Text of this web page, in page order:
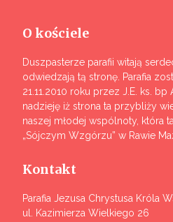
O kościele
Duszpasterze parafii witają
odwiedzają tą stronę. Parafia
21.11.2010 roku przez J.E. ks.
nadzieję iż strona ta przybliży
naszej młodej wspólnoty, która
„Sójczym Wzgórzu” w Rawie
Kontakt
Parafia Jezusa Chrystusa Króla
ul. Kazimierza Wielkiego 26